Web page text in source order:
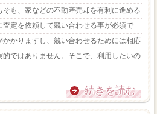
も、家などの不動産売却を有利に進める
定を依頼して競い合わせる事が必須で
かりますし、競い合わせるためには相応
ではありません。そこで、利用したいの
続きを読む